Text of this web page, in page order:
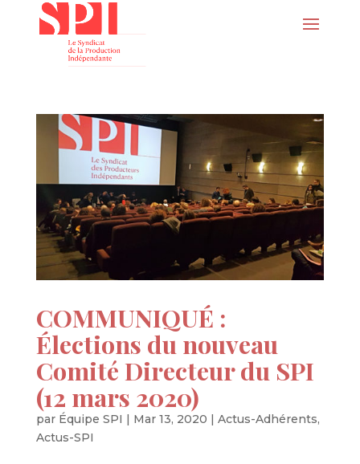
COMMUNIQUÉ :
Élections du nouveau
Comité Directeur du SPI
(12 mars 2020)
par Équipe SPI | Mar 13, 2020 | Actus-Adhérents,
Actus-SPI